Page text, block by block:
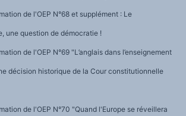
de l'OEP N°68 et supplément : Le
une question de démocratie !
de l'OEP N°69 "L’anglais dans l’enseignement
décision historique de la Cour constitutionnelle
de l'OEP N°70 "Quand l'Europe se réveillera